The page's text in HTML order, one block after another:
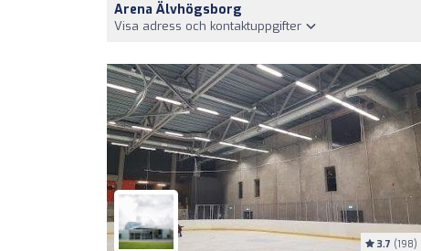
Arena Älvhögsborg
Visa adress och kontaktuppgifter
3.7 (198)